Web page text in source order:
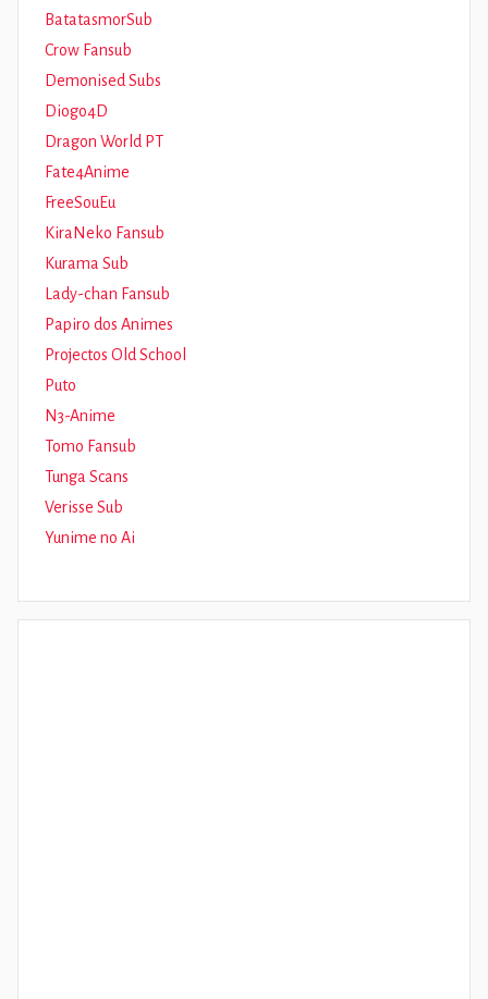
BatatasmorSub
Crow Fansub
Demonised Subs
Diogo4D
Dragon World PT
Fate4Anime
FreeSouEu
KiraNeko Fansub
Kurama Sub
Lady-chan Fansub
Papiro dos Animes
Projectos Old School
Puto
N3-Anime
Tomo Fansub
Tunga Scans
Verisse Sub
Yunime no Ai